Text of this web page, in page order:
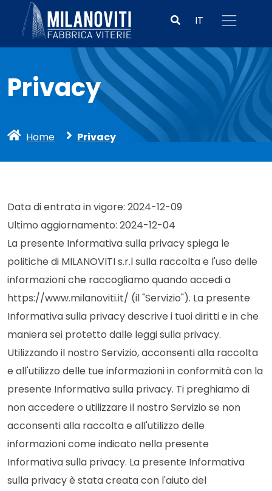
IT
Privacy
Home Privacy
Data di entrata in vigore: 2024-12-09
Ultimo aggiornamento: 2024-12-04
La presente Informativa sulla privacy spiega le
politiche di MILANOVITI s.r.l sulla raccolta e l'uso delle
informazioni che raccogliamo quando accedi a
https://www.milanoviti.it/ (il "Servizio"). La presente
Informativa sulla privacy descrive i tuoi diritti e in che
maniera sei protetto dalle leggi sulla privacy.
Utilizzando il nostro Servizio, acconsenti alla raccolta
e all'utilizzo delle tue informazioni in conformità con la
presente Informativa sulla privacy. Ti preghiamo di
non accedere o utilizzare il nostro Servizio se non
acconsenti alla raccolta e all'utilizzo delle
informazioni come indicato nella presente
Informativa sulla privacy. La presente Informativa
sulla privacy è stata creata con l'aiuto del